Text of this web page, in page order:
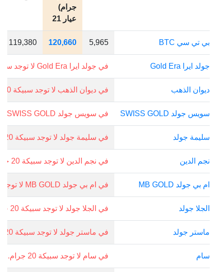
جرام)
عيار 21
بي تي سي BTC 5,965
120,660
119,380
جولد ايرا Gold Era في جولد ايرا Gold Era لا توجد سبيكة 20 جرام.
ديوان الذهب في ديوان الذهب لا توجد سبيكة 20 جرام.
سويس جولد SWISS GOLD في سويس جولد SWISS GOLD لا توجد سبيكة 20 جرام.
سليمة جولد في سليمة جولد لا توجد سبيكة 20 جرام.
نجم الدين في نجم الدين لا توجد سبيكة 20 جرام.
ام بي جولد MB GOLD في ام بي جولد MB GOLD لا توجد سبيكة 20 جرام.
الجلا جولد في الجلا جولد لا توجد سبيكة 20 جرام.
ماستر جولد في ماستر جولد لا توجد سبيكة 20 جرام.
سام في سام لا توجد سبيكة 20 جرام.